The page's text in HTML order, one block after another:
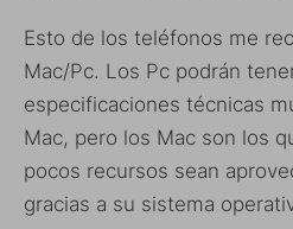
Esto de los teléfonos me
Mac/Pc. Los Pc podrán
especificaciones técnicas
Mac, pero los Mac son los
pocos recursos sean
gracias a su sistema